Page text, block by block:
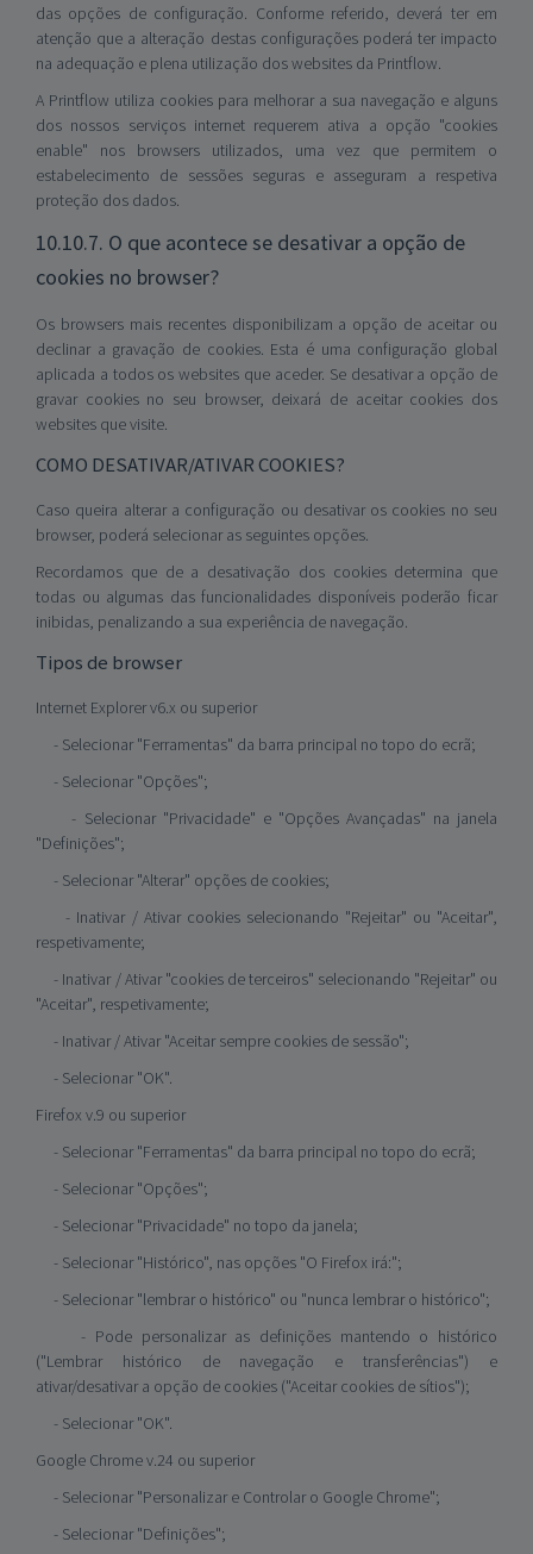
das opções de configuração. Conforme referido, deverá ter em
atenção que a alteração destas configurações poderá ter impacto
na adequação e plena utilização dos websites da Printflow.
A Printflow utiliza cookies para melhorar a sua navegação e alguns
dos nossos serviços internet requerem ativa a opção "cookies
enable" nos browsers utilizados, uma vez que permitem o
estabelecimento de sessões seguras e asseguram a respetiva
proteção dos dados.
10.10.7. O que acontece se desativar a opção de
cookies no browser?
Os browsers mais recentes disponibilizam a opção de aceitar ou
declinar a gravação de cookies. Esta é uma configuração global
aplicada a todos os websites que aceder. Se desativar a opção de
gravar cookies no seu browser, deixará de aceitar cookies dos
websites que visite.
COMO DESATIVAR/ATIVAR COOKIES?
Caso queira alterar a configuração ou desativar os cookies no seu
browser, poderá selecionar as seguintes opções.
Recordamos que de a desativação dos cookies determina que
todas ou algumas das funcionalidades disponíveis poderão ficar
inibidas, penalizando a sua experiência de navegação.
Tipos de browser
Internet Explorer v6.x ou superior
- Selecionar "Ferramentas" da barra principal no topo do ecrã;
- Selecionar "Opções";
- Selecionar "Privacidade" e "Opções Avançadas" na janela
"Definições";
- Selecionar "Alterar" opções de cookies;
- Inativar / Ativar cookies selecionando "Rejeitar" ou "Aceitar",
respetivamente;
- Inativar / Ativar "cookies de terceiros" selecionando "Rejeitar" ou
"Aceitar", respetivamente;
- Inativar / Ativar "Aceitar sempre cookies de sessão";
- Selecionar "OK".
Firefox v.9 ou superior
- Selecionar "Ferramentas" da barra principal no topo do ecrã;
- Selecionar "Opções";
- Selecionar "Privacidade" no topo da janela;
- Selecionar "Histórico", nas opções "O Firefox irá:";
- Selecionar "lembrar o histórico" ou "nunca lembrar o histórico";
- Pode personalizar as definições mantendo o histórico
("Lembrar histórico de navegação e transferências") e
ativar/desativar a opção de cookies ("Aceitar cookies de sítios");
- Selecionar "OK".
Google Chrome v.24 ou superior
- Selecionar "Personalizar e Controlar o Google Chrome";
- Selecionar "Definições";